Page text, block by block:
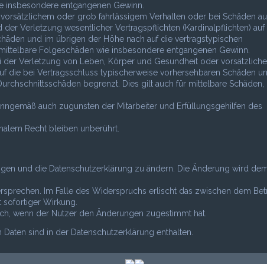
entgangenen Gewinn.
oder grob fahrlässigem Verhalten oder bei Schäden
Verletzung wesentlicher Vertragspflichten (Kardinalpflichten) auf
und im übrigen der Höhe nach auf die vertragstypischen
Folgeschäden wie insbesondere entgangenen Gewinn.
Verletzung von Leben, Körper und Gesundheit oder
die bei Vertragsschluss typischerweise vorhersehbaren Schäden
begrenzt. Dies gilt auch für mittelbare Schäden,
auch zugunsten der Mitarbeiter und Erfüllungsgehilfen des
Recht bleiben unberührt.
und die Datenschutzerklärung zu ändern. Die Änderung wird
Im Falle des Widerspruchs erlischt das zwischen dem
Wirkung.
wenn der Nutzer den Änderungen zugestimmt hat.
sind in der Datenschutzerklärung enthalten.